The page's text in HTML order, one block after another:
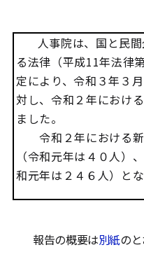
人事院は、国と民
る法律（平成11年法律
定により、令和３年３
対し、令和２年におけ
ました。
令和２年における新
（令和元年は４０人）
和元年は２４６人）とな
報告の概要は別紙のと